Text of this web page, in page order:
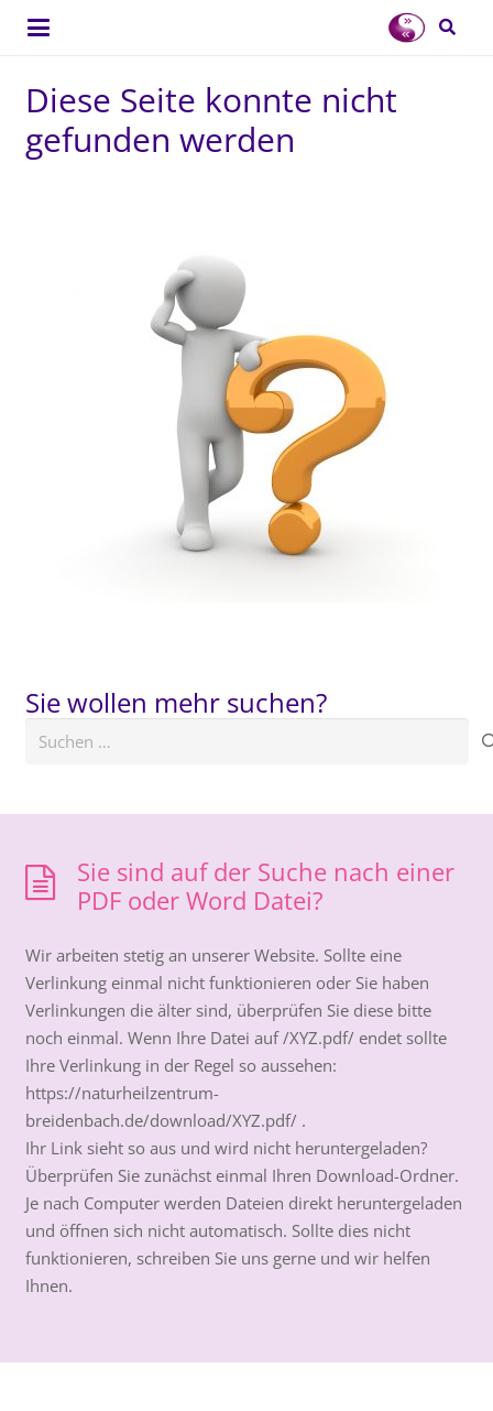
Diese Seite konnte nicht
gefunden werden
Sie wollen mehr suchen?
Suchen
Sie sind auf der Suche nach einer
PDF oder Word Datei?
Wir arbeiten stetig an unserer Website. Sollte eine
Verlinkung einmal nicht funktionieren oder Sie haben
Verlinkungen die älter sind, überprüfen Sie diese bitte
noch einmal. Wenn Ihre Datei auf /XYZ.pdf/ endet sollte
Ihre Verlinkung in der Regel so aussehen:
https://naturheilzentrum-
breidenbach.de/download/XYZ.pdf/ .
Ihr Link sieht so aus und wird nicht heruntergeladen?
Überprüfen Sie zunächst einmal Ihren Download-Ordner.
Je nach Computer werden Dateien direkt heruntergeladen
und öffnen sich nicht automatisch. Sollte dies nicht
funktionieren, schreiben Sie uns gerne und wir helfen
Ihnen.